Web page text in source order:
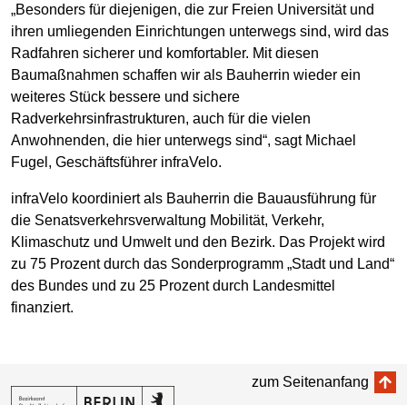
„Besonders für diejenigen, die zur Freien Universität und
ihren umliegenden Einrichtungen unterwegs sind, wird das
Radfahren sicherer und komfortabler. Mit diesen
Baumaßnahmen schaffen wir als Bauherrin wieder ein
weiteres Stück bessere und sichere
Radverkehrsinfrastrukturen, auch für die vielen
Anwohnenden, die hier unterwegs sind“, sagt Michael
Fugel, Geschäftsführer infraVelo.
infraVelo koordiniert als Bauherrin die Bauausführung für
die Senatsverkehrsverwaltung Mobilität, Verkehr,
Klimaschutz und Umwelt und den Bezirk. Das Projekt wird
zu 75 Prozent durch das Sonderprogramm „Stadt und Land“
des Bundes und zu 25 Prozent durch Landesmittel
finanziert.
zum Seitenanfang